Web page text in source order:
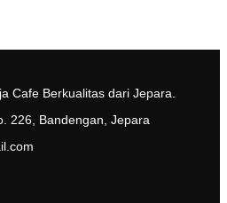
Cafe Berkualitas dari Jepara.
226, Bandengan, Jepara